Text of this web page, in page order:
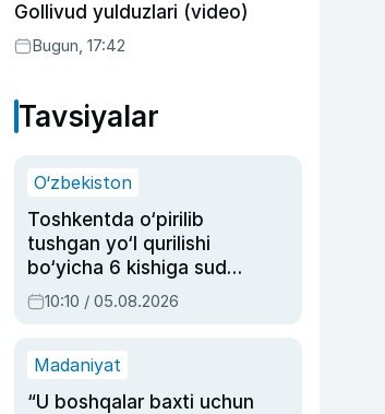
Gollivud yulduzlari (video)
Bugun, 17:42
Tavsiyalar
O‘zbekiston
Toshkentda o‘pirilib
tushgan yo‘l qurilishi
bo‘yicha 6 kishiga sud
hukmi o‘qildi
10:10 / 05.08.2026
Madaniyat
“U boshqalar baxti uchun